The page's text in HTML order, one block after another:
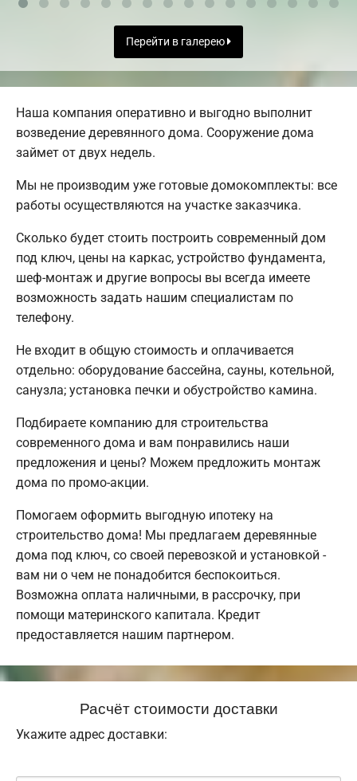
Перейти в галерею
Наша компания оперативно и выгодно выполнит
возведение деревянного дома. Сооружение дома
займет от двух недель.
Мы не производим уже готовые домокомплекты: все
работы осуществляются на участке заказчика.
Сколько будет стоить построить современный дом
под ключ, цены на каркас, устройство фундамента,
шеф-монтаж и другие вопросы вы всегда имеете
возможность задать нашим специалистам по
телефону.
Не входит в общую стоимость и оплачивается
отдельно: оборудование бассейна, сауны, котельной,
санузла; установка печки и обустройство камина.
Подбираете компанию для строительства
современного дома и вам понравились наши
предложения и цены? Можем предложить монтаж
дома по промо-акции.
Помогаем оформить выгодную ипотеку на
строительство дома! Мы предлагаем деревянные
дома под ключ, со своей перевозкой и установкой -
вам ни о чем не понадобится беспокоиться.
Возможна оплата наличными, в рассрочку, при
помощи материнского капитала. Кредит
предоставляется нашим партнером.
Расчёт стоимости доставки
Укажите адрес доставки: